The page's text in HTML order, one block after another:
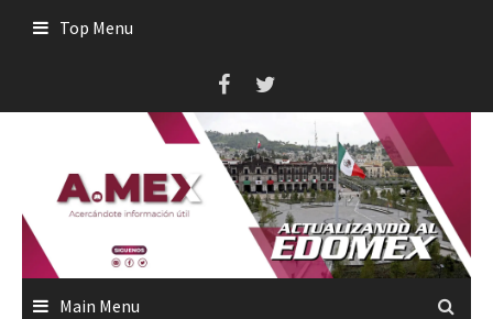
Top Menu
Main Menu